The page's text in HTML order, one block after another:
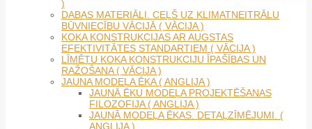
)
DABAS MATERIĀLI. CEĻŠ UZ KLIMATNEITRĀLU
BŪVNIECĪBU VĀCIJĀ ( VĀCIJA )
KOKA KONSTRUKCIJAS AR AUGSTAS
EFEKTIVITĀTES STANDARTIEM ( VĀCIJA )
LĪMĒTU KOKA KONSTRUKCIJU ĪPAŠĪBAS UN
RAŽOŠANA ( VĀCIJA )
JAUNA MODEĻA ĒKA ( ANGLIJA )
JAUNĀ ĒKU MODEĻA PROJEKTĒŠANAS
FILOZOFIJA ( ANGLIJA )
JAUNĀ MODEĻA ĒKAS. DETAĻZĪMĒJUMI. (
ANGLIJA )